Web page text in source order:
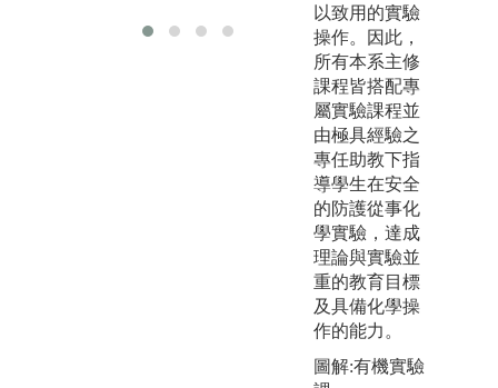
以致用的實驗
操作。因此，
所有本系主修
課程皆搭配專
屬實驗課程並
由極具經驗之
專任助教下指
導學生在安全
的防護從事化
學實驗，達成
理論與實驗並
重的教育目標
及具備化學操
作的能力。
圖解:有機實驗